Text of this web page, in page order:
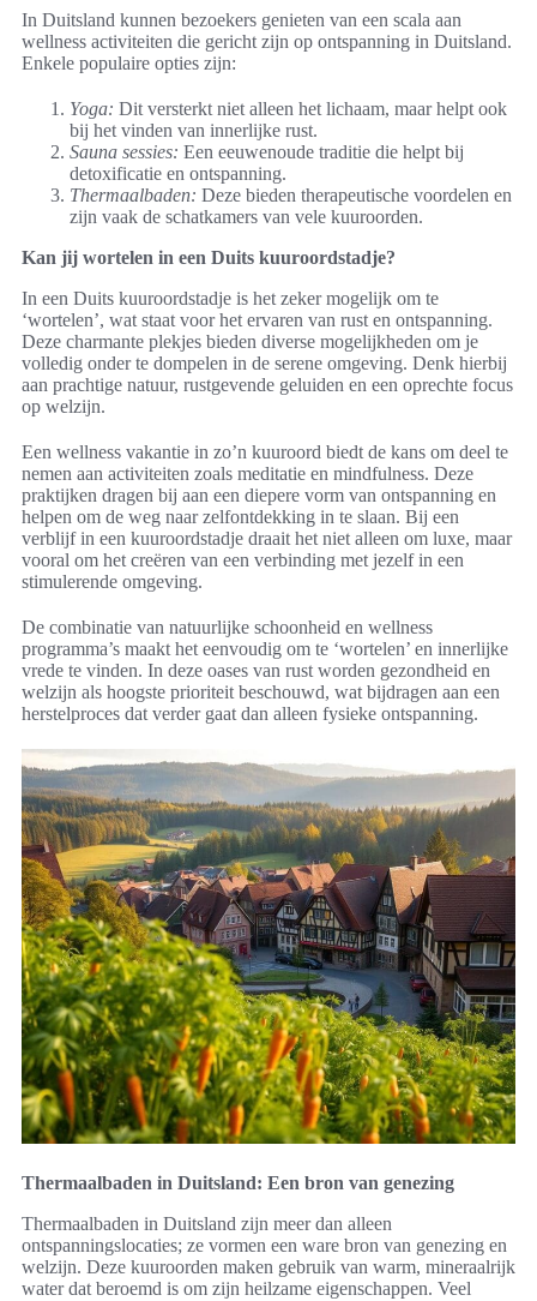
In Duitsland kunnen bezoekers genieten van een scala aan
wellness activiteiten die gericht zijn op ontspanning in Duitsland.
Enkele populaire opties zijn:
Yoga: Dit versterkt niet alleen het lichaam, maar helpt ook
bij het vinden van innerlijke rust.
Sauna sessies: Een eeuwenoude traditie die helpt bij
detoxificatie en ontspanning.
Thermaalbaden: Deze bieden therapeutische voordelen en
zijn vaak de schatkamers van vele kuuroorden.
Kan jij wortelen in een Duits kuuroordstadje?
In een Duits kuuroordstadje is het zeker mogelijk om te
‘wortelen’, wat staat voor het ervaren van rust en ontspanning.
Deze charmante plekjes bieden diverse mogelijkheden om je
volledig onder te dompelen in de serene omgeving. Denk hierbij
aan prachtige natuur, rustgevende geluiden en een oprechte focus
op welzijn.
Een wellness vakantie in zo’n kuuroord biedt de kans om deel te
nemen aan activiteiten zoals meditatie en mindfulness. Deze
praktijken dragen bij aan een diepere vorm van ontspanning en
helpen om de weg naar zelfontdekking in te slaan. Bij een
verblijf in een kuuroordstadje draait het niet alleen om luxe, maar
vooral om het creëren van een verbinding met jezelf in een
stimulerende omgeving.
De combinatie van natuurlijke schoonheid en wellness
programma’s maakt het eenvoudig om te ‘wortelen’ en innerlijke
vrede te vinden. In deze oases van rust worden gezondheid en
welzijn als hoogste prioriteit beschouwd, wat bijdragen aan een
herstelproces dat verder gaat dan alleen fysieke ontspanning.
Thermaalbaden in Duitsland: Een bron van genezing
Thermaalbaden in Duitsland zijn meer dan alleen
ontspanningslocaties; ze vormen een ware bron van genezing en
welzijn. Deze kuuroorden maken gebruik van warm, mineraalrijk
water dat beroemd is om zijn heilzame eigenschappen. Veel